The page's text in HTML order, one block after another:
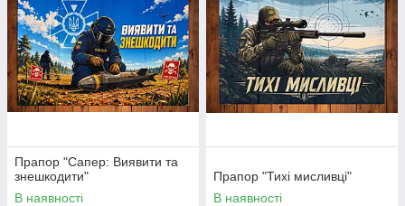
Прапор "Сапер: Виявити та
знешкодити"
В наявності
Прапор "Тихі мисливці"
В наявності